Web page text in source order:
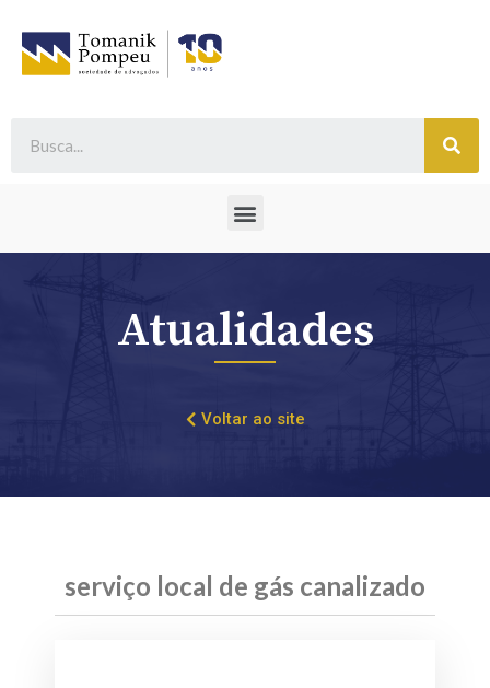
Atualidades
Voltar ao site
serviço local de gás canalizado